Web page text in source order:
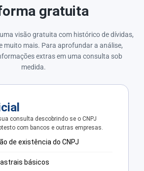
gratuita
visão gratuita com histórico de dívidas,
muito mais. Para aprofundar a análise,
extras em uma consulta sob
medida.
consulta descobrindo se o CNPJ
com bancos e outras empresas.
de existência do CNPJ
básicos